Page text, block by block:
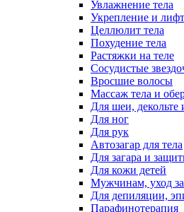
Увлажнение тела
Укрепление и
Целлюлит тела
Похудение тела
Растяжки на теле
Сосудистые
Вросшие волосы
Массаж тела и
Для шеи, декольте
Для ног
Для рук
Автозагар для тела
Для загара и
Для кожи детей
Мужчинам, уход
Для депиляции,
Парафинотерапия